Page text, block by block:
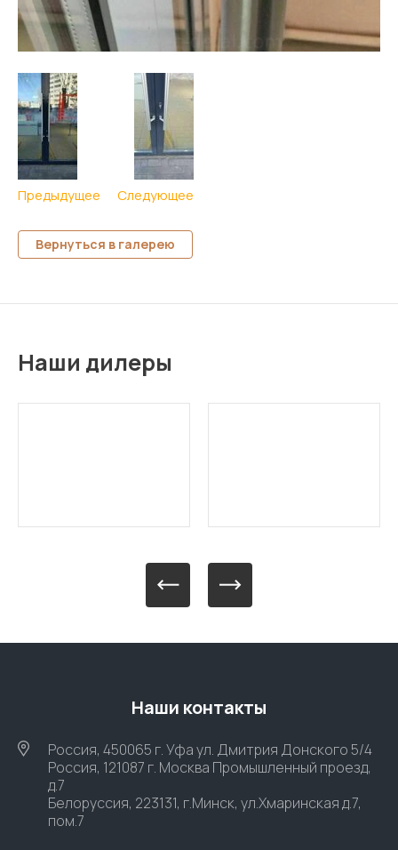
Предыдущее Следующее
Вернуться в галерею
Наши дилеры
Наши контакты
Россия, 450065 г. Уфа ул. Дмитрия Донского 5/4
Россия, 121087 г. Москва Промышленный проезд,
д.7
Белоруссия, 223131, г.Минск, ул.Хмаринская д.7,
пом.7